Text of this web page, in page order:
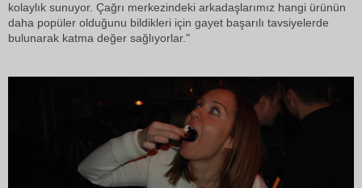
kolaylık sunuyor. Çağrı merkezindeki arkadaşlarımız hangi ürünün
daha popüler olduğunu bildikleri için gayet başarılı tavsiyelerde
bulunarak katma değer sağlıyorlar."